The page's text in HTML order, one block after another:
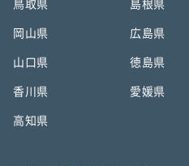
鳥取県 島根県
岡山県 広島県
山口県 徳島県
香川県 愛媛県
高知県